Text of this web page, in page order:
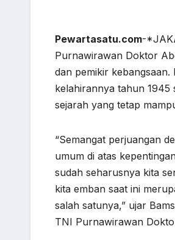
Pewartasatu.com-
Purnawirawan Doktor
dan pemikir
kelahirannya tahun 1945
sejarah yang tetap
“Semangat perjuangan
umum di atas
sudah seharusnya kita
kita emban saat ini
salah satunya,” ujar
TNI Purnawirawan